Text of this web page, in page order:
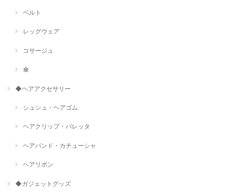
ベルト
レッグウェア
コサージュ
傘
◆ヘアアクセサリー
シュシュ・ヘアゴム
ヘアクリップ・バレッタ
ヘアバンド・カチューシャ
ヘアリボン
◆ガジェットグッズ